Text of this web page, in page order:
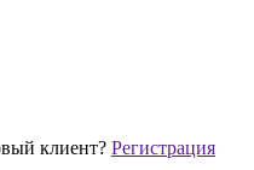
клиент? Регистрация